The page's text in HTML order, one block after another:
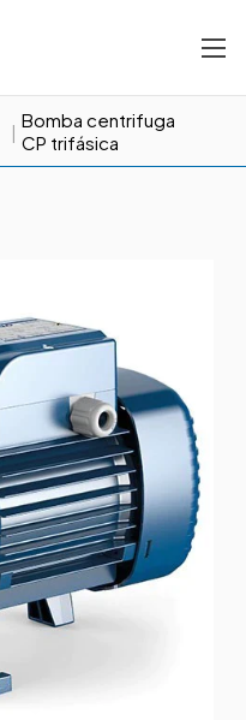
Bomba centrifuga
CP trifásica